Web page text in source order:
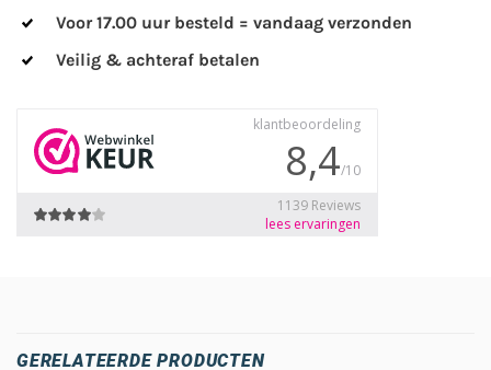
Voor 17.00 uur besteld = vandaag verzonden
Veilig & achteraf betalen
GERELATEERDE PRODUCTEN